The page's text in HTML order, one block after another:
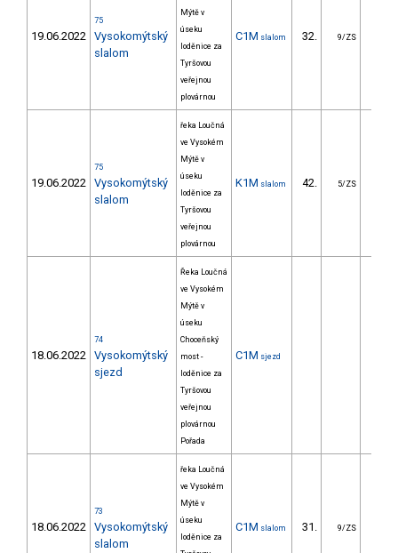
19.06.2022
75
Vysokomýtský
slalom
Mýtě v
úseku
loděnice za
Tyršovou
veřejnou
plovárnou
C1M slalom 32. 9/ZS
19.06.2022
75
Vysokomýtský
slalom
řeka Loučná
ve Vysokém
Mýtě v
úseku
loděnice za
Tyršovou
veřejnou
plovárnou
K1M slalom 42. 5/ZS
18.06.2022
74
Vysokomýtský
sjezd
Řeka Loučná
ve Vysokém
Mýtě v
úseku
Choceňský
most -
loděnice za
Tyršovou
veřejnou
plovárnou
Pořada
C1M sjezd
18.06.2022
73
Vysokomýtský
slalom
řeka Loučná
ve Vysokém
Mýtě v
úseku
loděnice za
C1M slalom 31. 9/ZS